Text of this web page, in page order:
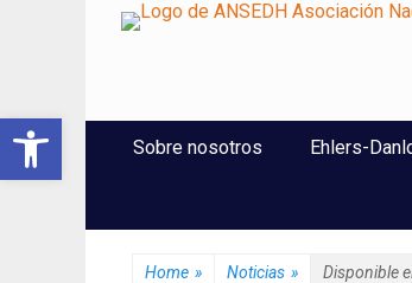
ANSEDH
Asociación Nacional del Síndrome de
Menú Principal
Sobre nosotros Ehlers-
Home » Noticias » Disponible
Abrir barra de herramientas